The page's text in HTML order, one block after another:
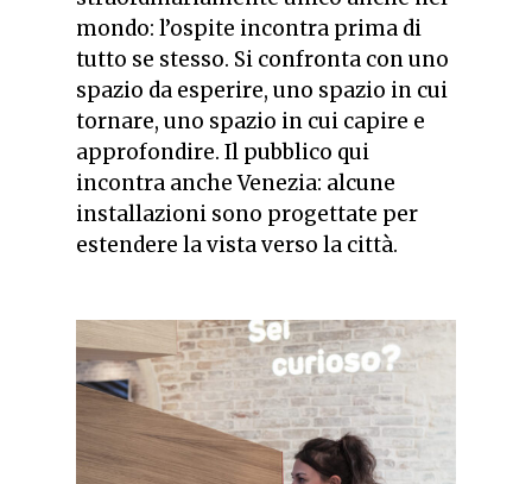
mondo: l’ospite incontra prima di
tutto se stesso. Si confronta con uno
spazio da esperire, uno spazio in cui
tornare, uno spazio in cui capire e
approfondire. Il pubblico qui
incontra anche Venezia: alcune
installazioni sono progettate per
estendere la vista verso la città.